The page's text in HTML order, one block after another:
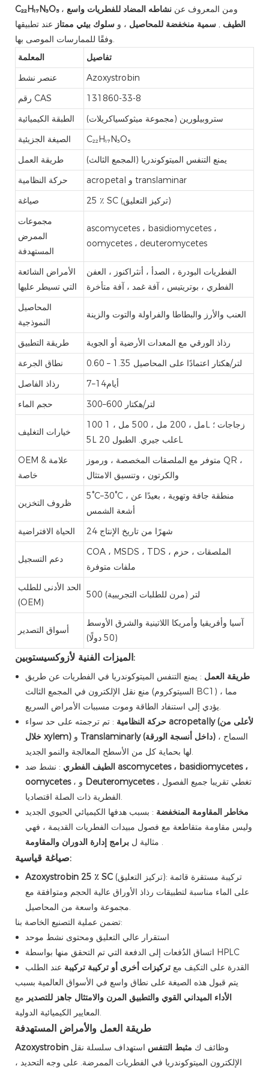
C₂₂H₁₇N₃O₅
، ومن المعروف عن نشاطه المضاد للفطريات واسع
الطيف , سمية منخفضة للمحاصيل ، و سلوك بيئي ممتاز عند تطبيقها
وفقًا للممارسات الموصى بها.
المعلمة
تفاصيل
عنصر نشط
Azoxystrobin
رقم CAS
131860-33-8
الطبقة الكيميائية
ستروبيلورين (مجموعة ميثوكسياكريلات)
الصيغة الجزيئية
C₂₂H₁₇N₃O₅
طريقة العمل
يمنع التنفس الميتوكوندريا (المجمع الثالث)
حركة النظامية
acropetal و translaminar
صياغة
25 ٪ SC (تركيز التعليق)
مجموعات
الممرض
المستهدفة
ascomycetes ، basidiomycetes ،
oomycetes ، deuteromycetes
الأمراض الشائعة
التي تسيطر عليها
الفطريات البودرة ، الصدأ ، أنثراكنوز ، العفن
الفطري ، بوتريتيس ، آفة غمد ، آفة متأخرة
المحاصيل
النموذجية
العنب والأرز والبطاطا والفراولة والتوت والزينة
طريقة التطبيق
رذاذ الورقي مع المعدات الأرضية أو الجوية
نطاق الجرعة
0.60 – 1.35 لتر/هكتار اعتمادًا على المحاصيل
رذاذ الفاصل
7–أيام14
حجم الماء
300–600 لتر/هكتار
خيارات التغليف
100 مل ، 200 مل ، 500 مل ، 1L زجاجات ؛
5L علب جيري. الطبول 20L
OEM & علامة
خاصة
متوفر مع الملصقات المخصصة ، ورموز QR ،
والكرتون ، وتنسيق الامتثال
ظروف التخزين
5°C–30°C ، منطقة جافة وتهوية ، بعيدًا عن
أشعة الشمس
الحياة الافتراضية
24 شهرًا من تاريخ الإنتاج
دعم التسجيل
COA ، MSDS ، TDS ، الملصقات ، حزم
ملفات متوفرة
الحد الأدنى للطلب
(OEM)
500 لتر (مرن للطلبات التجريبية)
أسواق التصدير
آسيا وأفريقيا وأمريكا اللاتينية والشرق الأوسط
(50 دولًا)
الميزات الفنية لأزوكسيستوبين:
طريقة العمل : يمنع التنفس الميتوكوندريا في الفطريات عن طريق
منع نقل الإلكترون في المجمع الثالث (السيتوكروم BC1) ، مما
يؤدي إلى استنفاد الطاقة وموت مسببات الأمراض السريع.
حركة النظامية: تم ترجمته على حد سواء acropetally (لأعلى من
خلال xylem)
Translaminarly (داخل أنسجة الورقة) ، السماح
لها بحماية كل من الأسطح المعالجة والنمو الجديد.
الطيف الفطري ascomycetes ، basidiomycetes ،
oomycetes
Deuteromycetes ، تغطي تقريبا جميع الفصول
الفطرية ذات الصلة اقتصاديا.
مخاطر المقاومة المنخفضة : بسبب هدفها الكيميائي الحيوي الجديد
وليس مقاومة متقاطعة مع فصول مبيدات الفطريات القديمة ، فهي
مثالية ل .
صياغة قياسية:
Azoxystrobin 25 ٪ SC (تركيز التعليق): تركيبة مستقرة قائمة
على الماء مناسبة لتطبيقات رذاذ الأوراق عالية الحجم ومتوافقة مع
مجموعة واسعة من المحاصيل.
تضمن عملية التصنيع الخاصة بنا:
استقرار عالي التعليق ومحتوى نشط موحد
اتساق الدُفعات إلى الدفعة التي تم التحقق منها بواسطة HPLC
القدرة على التكيف معتركيزات أخرى أو تركيبة تركيبة عند الطلب
يتم قبول هذه الصيغة على نطاق واسع في الأسواق العالمية بسبب
الأداء الميداني القوي والتطبيق المرن والامتثال جاهز للتصدير مع
المعايير الكيميائية الدولية.
طريقة العمل والأمراض المستهدفة
Azoxystrobin وظائف ك مثبط التنفس استهداف سلسلة نقل
الإلكترون الميتوكوندريا في الفطريات الممرضة. على وجه التحديد ،